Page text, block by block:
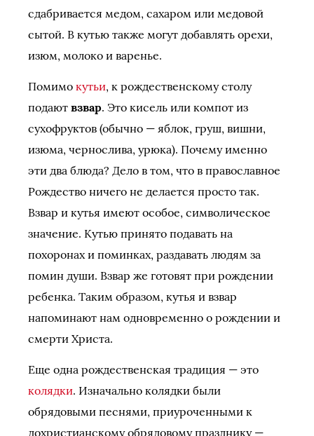
сдабривается медом, сахаром или медовой
сытой. В кутью также могут добавлять орехи,
изюм, молоко и варенье.
Помимо кутьи, к рождественскому столу
подают взвар. Это кисель или компот из
сухофруктов (обычно — яблок, груш, вишни,
изюма, чернослива, урюка). Почему именно
эти два блюда? Дело в том, что в православное
Рождество ничего не делается просто так.
Взвар и кутья имеют особое, символическое
значение. Кутью принято подавать на
похоронах и поминках, раздавать людям за
помин души. Взвар же готовят при рождении
ребенка. Таким образом, кутья и взвар
напоминают нам одновременно о рождении и
смерти Христа.
Еще одна рождественская традиция — это
колядки. Изначально колядки были
обрядовыми песнями, приуроченными к
дохристианскому обрядовому празднику —